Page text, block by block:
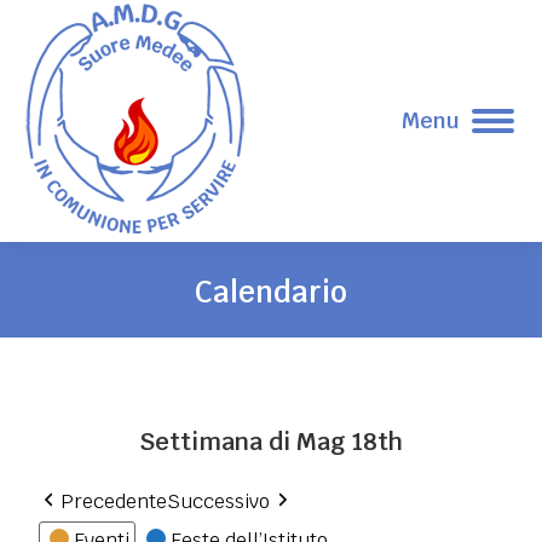
Menu
Calendario
Tu sei qui:
Settimana di Mag 18th
PrecedenteSuccessivo